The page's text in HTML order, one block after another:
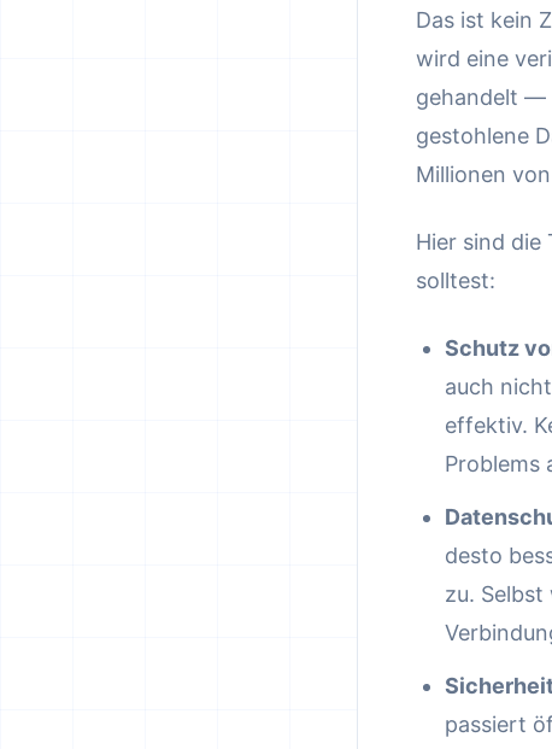
Das ist kein
wird eine
gehandelt —
gestohlene
Millionen
Hier sind die
solltest:
Schutz
auch
effektiv.
Problems
desto
zu.
passiert